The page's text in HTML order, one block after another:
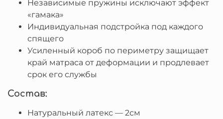
Независимые пружины исключают эффект
«гамака»
Индивидуальная подстройка под каждого
спящего
Усиленный короб по периметру защищает
край матраса от деформации и продлевает
срок его службы
Состав:
Натуральный латекс — 2см